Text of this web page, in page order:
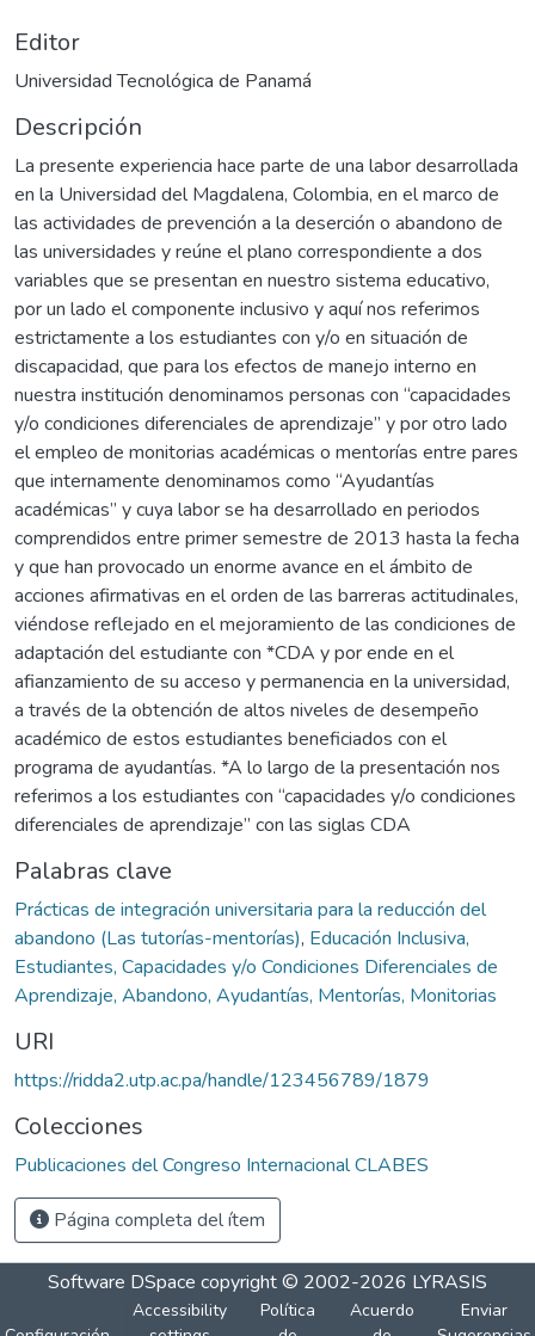
Editor
Universidad Tecnológica de Panamá
Descripción
La presente experiencia hace parte de una labor desarrollada
en la Universidad del Magdalena, Colombia, en el marco de
las actividades de prevención a la deserción o abandono de
las universidades y reúne el plano correspondiente a dos
variables que se presentan en nuestro sistema educativo,
por un lado el componente inclusivo y aquí nos referimos
estrictamente a los estudiantes con y/o en situación de
discapacidad, que para los efectos de manejo interno en
nuestra institución denominamos personas con “capacidades
y/o condiciones diferenciales de aprendizaje” y por otro lado
el empleo de monitorias académicas o mentorías entre pares
que internamente denominamos como “Ayudantías
académicas” y cuya labor se ha desarrollado en periodos
comprendidos entre primer semestre de 2013 hasta la fecha
y que han provocado un enorme avance en el ámbito de
acciones afirmativas en el orden de las barreras actitudinales,
viéndose reflejado en el mejoramiento de las condiciones de
adaptación del estudiante con *CDA y por ende en el
afianzamiento de su acceso y permanencia en la universidad,
a través de la obtención de altos niveles de desempeño
académico de estos estudiantes beneficiados con el
programa de ayudantías. *A lo largo de la presentación nos
referimos a los estudiantes con “capacidades y/o condiciones
diferenciales de aprendizaje” con las siglas CDA
Palabras clave
Prácticas de integración universitaria para la reducción del
abandono (Las tutorías-mentorías), Educación Inclusiva,
Estudiantes, Capacidades y/o Condiciones Diferenciales de
Aprendizaje, Abandono, Ayudantías, Mentorías, Monitorias
URI
https://ridda2.utp.ac.pa/handle/123456789/1879
Colecciones
Publicaciones del Congreso Internacional CLABES
Página completa del ítem
Software DSpace copyright © 2002-2026 LYRASIS
Accessibility
Política
Acuerdo
Enviar